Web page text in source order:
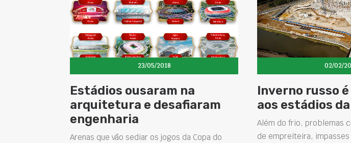
23/05/2018
Estádios ousaram na
arquitetura e desafiaram
engenharia
Arenas que vão sediar os jogos da Copa do
02/02/
Inverno russo
aos estádios
Além do frio, problemas
de empreiteira,